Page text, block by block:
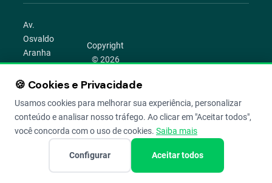
Av.
Osvaldo
Aranha
1022 –
Bom
Porto
Alegre –
RS
Copyright
© 2026
Todos os
direitos
reservados.
🍪 Cookies e Privacidade
Usamos cookies para melhorar sua experiência, personalizar
conteúdo e analisar nosso tráfego. Ao clicar em "Aceitar todos",
você concorda com o uso de cookies. Saiba mais
Configurar Aceitar todos